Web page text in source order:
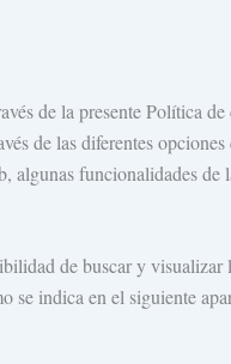
de la presente Política
de las diferentes
algunas funcionalidades
de buscar y
indica en el siguiente